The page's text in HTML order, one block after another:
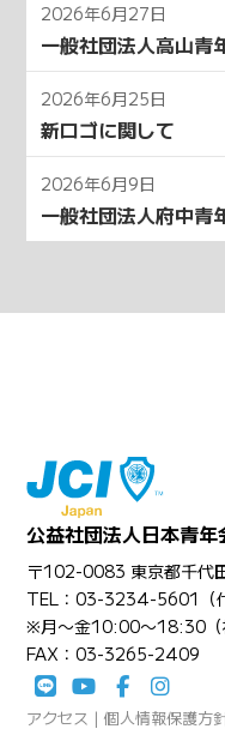
2026年6月27日
一般社団法人高山青
2026年6月25日
新ロゴに関して
2026年6月9日
一般社団法人府中青
公益社団法人日本青年
〒102-0083 東京都千代
TEL：03-3234-5601（
※月〜金10:00〜18:30（
FAX：03-3265-2409
アクセス |個人情報保護方